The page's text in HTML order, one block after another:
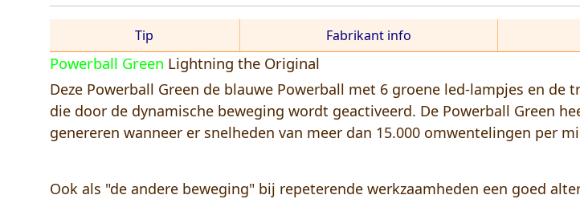
Powerball Green Lightning the Original
Deze Powerball Green de blauwe Powerball met 6 groene led-lampjes en
die door de dynamische beweging wordt geactiveerd. De Powerball Green
genereren wanneer er snelheden van meer dan 15.000 omwentelingen per
Ook als "de andere beweging" bij repeterende werkzaamheden een goed
Tip Fabrikant info